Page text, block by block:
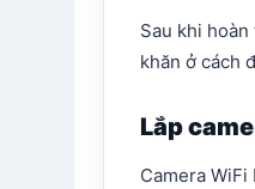
Sau khi
khăn ở cách
Lắp
Camera